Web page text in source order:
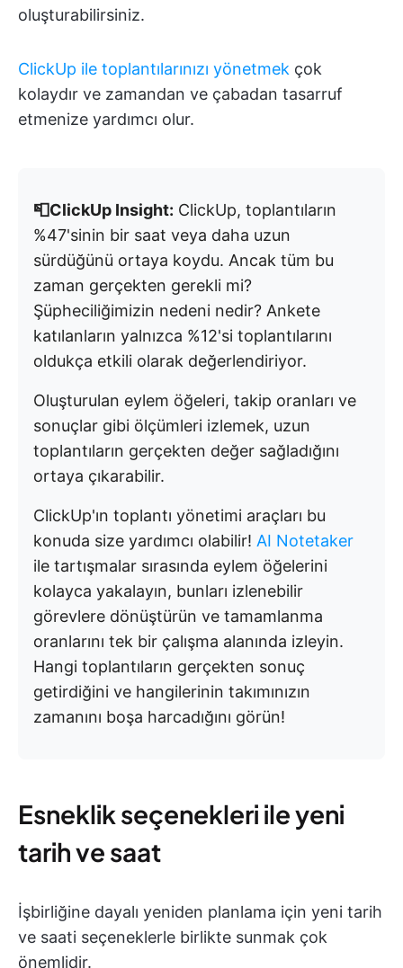
oluşturabilirsiniz.
ClickUp ile toplantılarınızı yönetmek çok
kolaydır ve zamandan ve çabadan tasarruf
etmenize yardımcı olur.
📮ClickUp Insight: ClickUp, toplantıların
%47'sinin bir saat veya daha uzun
sürdüğünü ortaya koydu. Ancak tüm bu
zaman gerçekten gerekli mi?
Şüpheciliğimizin nedeni nedir? Ankete
katılanların yalnızca %12'si toplantılarını
oldukça etkili olarak değerlendiriyor.
Oluşturulan eylem öğeleri, takip oranları ve
sonuçlar gibi ölçümleri izlemek, uzun
toplantıların gerçekten değer sağladığını
ortaya çıkarabilir.
ClickUp'ın toplantı yönetimi araçları bu
konuda size yardımcı olabilir! AI Notetaker
ile tartışmalar sırasında eylem öğelerini
kolayca yakalayın, bunları izlenebilir
görevlere dönüştürün ve tamamlanma
oranlarını tek bir çalışma alanında izleyin.
Hangi toplantıların gerçekten sonuç
getirdiğini ve hangilerinin takımınızın
zamanını boşa harcadığını görün!
Esneklik seçenekleri ile yeni
tarih ve saat
İşbirliğine dayalı yeniden planlama için yeni tarih
ve saati seçeneklerle birlikte sunmak çok
önemlidir.